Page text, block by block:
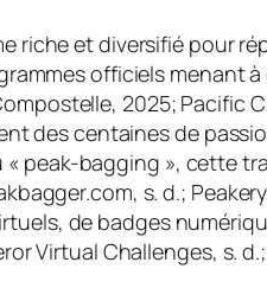
riche et diversifié pour
officiels
2025; Pacific
des centaines de
peak-bagging », cette
s. d.;
de badges
Virtual Challenges, s.